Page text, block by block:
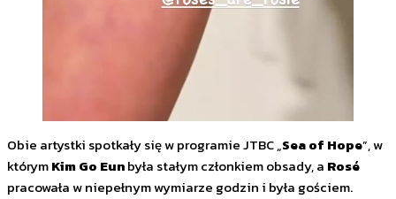
Obie artystki spotkały się w programie JTBC „Sea of Hope”, w
którymKim Go Eunbyła stałym członkiem obsady, a Rosé
pracowała w niepełnym wymiarze godzin i była gościem.